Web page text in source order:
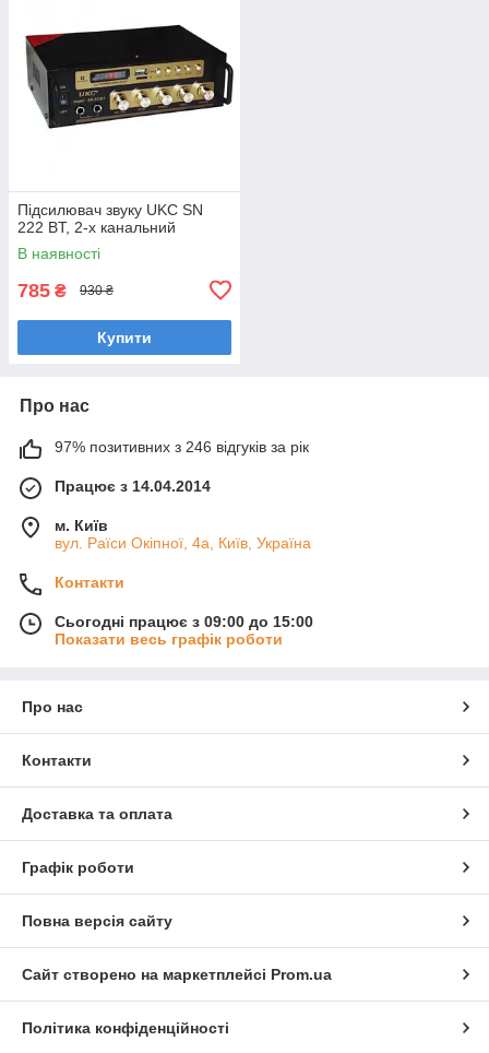
Підсилювач звуку UKC SN
222 BT, 2-х канальний
В наявності
785 ₴ 930 ₴
Купити
Про нас
97% позитивних з 246 відгуків за рік
Працює з 14.04.2014
м. Київ
вул. Раїси Окіпної, 4а, Київ, Україна
Контакти
Сьогодні працює з 09:00 до 15:00
Показати весь графік роботи
Про нас
Контакти
Доставка та оплата
Графік роботи
Повна версія сайту
Сайт створено на маркетплейсі Prom.ua
Політика конфіденційності